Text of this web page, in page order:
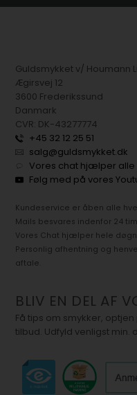
Guldsmykket v/ Houmann
Ægirsvej 12
3600 Frederikssund
Danmark
CVR: DK-43277774
+45 32 12 25 51
salg@guldsmykket.dk
Vores chat hjælper
Følg med på vores
Kundeservice er åben alle
Mails besvares indenfor 24
Vores Chat hjælper hele
Personlig afhentning og
aftale.
BLIV EN DEL AF
Få tips om smykker,
tilbud. Udfyld venligst